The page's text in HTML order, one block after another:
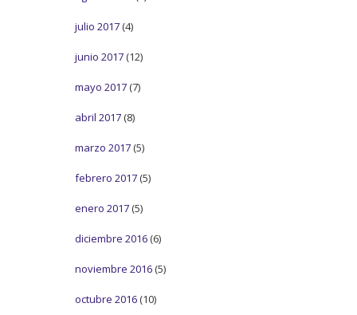
julio 2017 (4)
junio 2017 (12)
mayo 2017 (7)
abril 2017 (8)
marzo 2017 (5)
febrero 2017 (5)
enero 2017 (5)
diciembre 2016 (6)
noviembre 2016 (5)
octubre 2016 (10)